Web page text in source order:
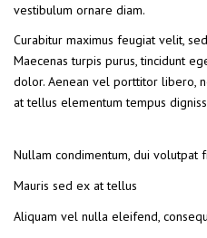
vestibulum ornare diam.
Curabitur maximus feugiat velit,
Maecenas turpis purus, tincidunt
dolor. Aenean vel porttitor libero,
at tellus elementum tempus
Nullam condimentum, dui volutpat
Mauris sed ex at tellus
Aliquam vel nulla eleifend,